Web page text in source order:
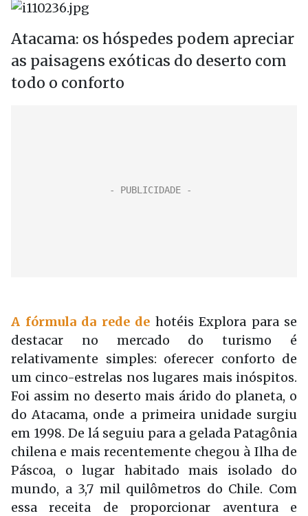
Atacama: os hóspedes podem apreciar
as paisagens exóticas do deserto com
todo o conforto
A fórmula da rede de hotéis Explora para se
desta­car no mercado do turismo é
relativamente simples: oferecer con­forto de
um cinco-estrelas nos lugares mais inóspitos.
Foi assim no deserto mais árido do planeta, o
do Atacama, onde a primeira unidade surgiu
em 1998. De lá seguiu para a gelada Patagônia
chilena e mais recentemen­te chegou à Ilha de
Páscoa, o lugar habitado mais isolado do
mundo, a 3,7 mil quilômetros do Chile. Com
essa receita de proporcionar aventura e